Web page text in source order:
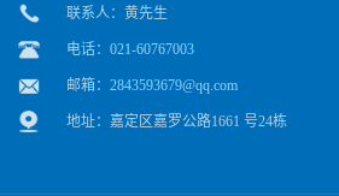
联系人：黄先生
电话：021-60767003
邮箱： 2843593679@qq.com
地址：嘉定区嘉罗公路1661 号24栋